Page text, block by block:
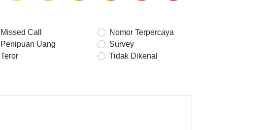
Missed Call
Nomor Terpercaya
Penipuan Uang
Survey
Teror
Tidak Dikenal